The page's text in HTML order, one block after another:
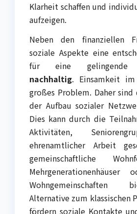
Klarheit schaffen und
aufzeigen.
Neben den finanziellen
soziale Aspekte eine
für eine gelingende
nachhaltig. Einsamkeit
großes Problem. Daher
der Aufbau sozialer
Dies kann durch die
Aktivitäten,
ehrenamtlicher Arbeit
gemeinschaftliche
Mehrgenerationenhäuser
Alternative zum klassischen
fördern soziale Kontakte